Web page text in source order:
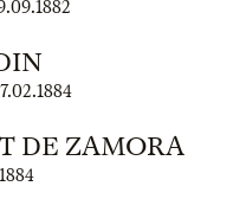
DE ZAMORA